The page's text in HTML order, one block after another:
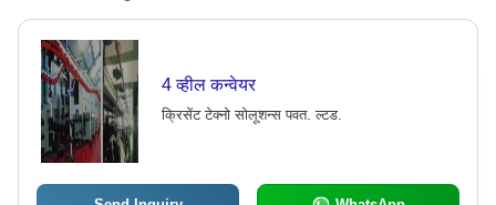
4 व्हील कन्वेयर
क्रिसेंट टेक्नो सोलूशन्स पवत. ल्टड.